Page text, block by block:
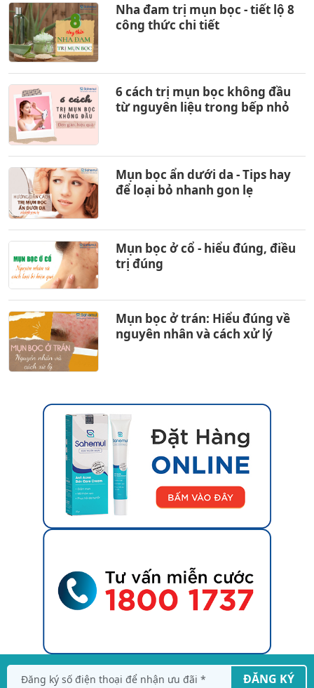
Nha đam trị mụn bọc - tiết lộ 8
công thức chi tiết
6 cách trị mụn bọc không đầu
từ nguyên liệu trong bếp nhỏ
Mụn bọc ẩn dưới da - Tips hay
để loại bỏ nhanh gon lẹ
Mụn bọc ở cổ - hiểu đúng, điều
trị đúng
Mụn bọc ở trán: Hiểu đúng về
nguyên nhân và cách xử lý
ĐĂNG KÝ